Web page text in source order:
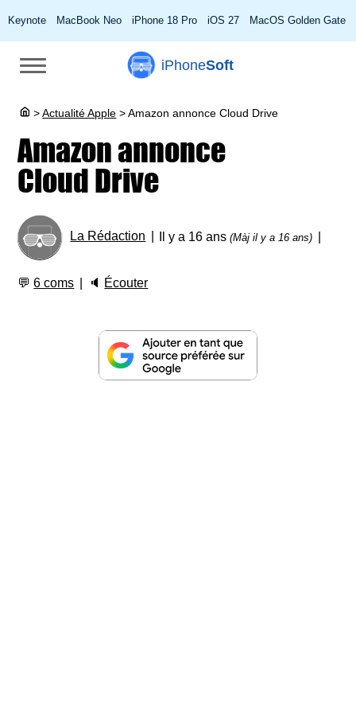
Keynote MacBook Neo iPhone 18 Pro iOS 27 MacOS Golden Gate
iPhoneSoft
> Actualité Apple >Amazon annonce Cloud Drive
Amazon annonce
Cloud Drive
La Rédaction Il y a 16 ans(Màj il y a 16 ans)
💬6 coms 🔈 Écouter